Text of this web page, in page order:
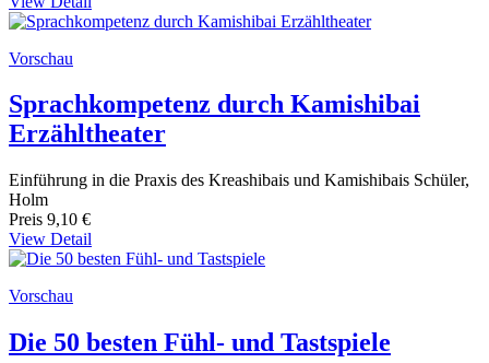
Vorschau
Sprachkompetenz durch Kamishibai
Erzähltheater
Einführung in die Praxis des Kreashibais und Kamishibais Schüler,
Holm
Preis 9,10 €
View Detail
Vorschau
Die 50 besten Fühl- und Tastspiele